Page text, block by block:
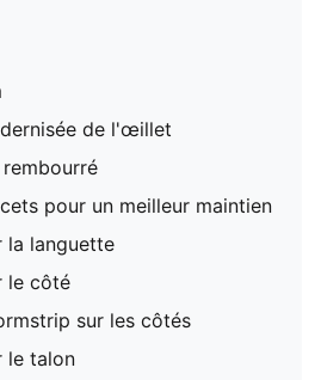
de l'œillet
pour un meilleur maintien
la languette
le côté
sur les côtés
le talon